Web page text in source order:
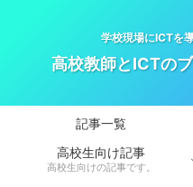
学校現場にICTを
高校教師とICTの
記事一覧
高校生向け記事
高校生向けの記事です。